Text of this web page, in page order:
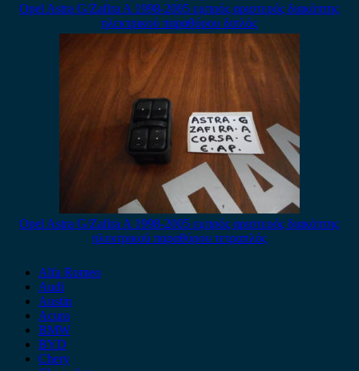
Opel Astra G/Zafira A 1998-2005 εμπρός αριστερός διακόπτης
ηλεκτρικού παραθύρου διπλός
Opel Astra G/Zafira A 1998-2005 εμπρός αριστερός διακόπτης
ηλεκτρικού παραθύρου τετραπλός
Alfa Romeo
Audi
Austin
Acura
BMW
BYD
Chery